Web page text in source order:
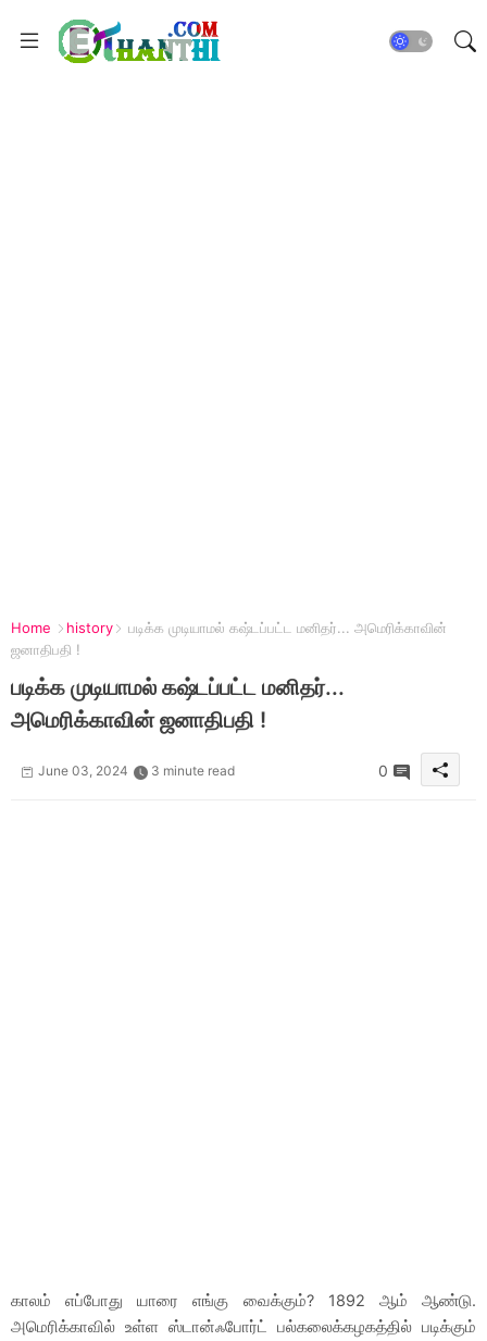
Home history
படிக்க முடியாமல் கஷ்டப்பட்ட மனிதர்... அமெரிக்காவின்
ஜனாதிபதி !
படிக்க முடியாமல் கஷ்டப்பட்ட மனிதர்...
அமெரிக்காவின் ஜனாதிபதி !
June 03, 2024 3 minute read 0
காலம் எப்போது யாரை எங்கு வைக்கும்? 1892 ஆம் ஆண்டு.
அமெரிக்காவில் உள்ள ஸ்டான்ஃபோர்ட் பல்கலைக்கழகத்தில் படிக்கும்